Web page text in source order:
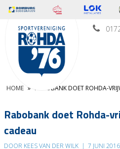
HOME » RABOBANK DOET ROHDA-
Rabobank doet Rohda-
cadeau
DOOR KEES VAN DER WILK | 7 JUNI 2016